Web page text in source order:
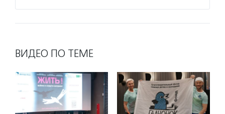
ВИДЕО ПО ТЕМЕ